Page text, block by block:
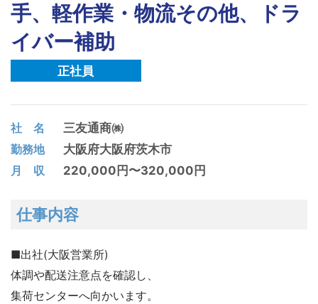
手、軽作業・物流その他、ドラ
イバー補助
正社員
社 名 三友通商㈱
勤務地 大阪府大阪府茨木市
月 収 220,000円〜320,000円
仕事内容
■出社(大阪営業所)
体調や配送注意点を確認し、
集荷センターへ向かいます。